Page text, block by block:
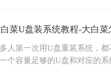
菜U盘装系统教程-大白
人第一次用U盘重装系统，
个容量足够的U盘和对应的